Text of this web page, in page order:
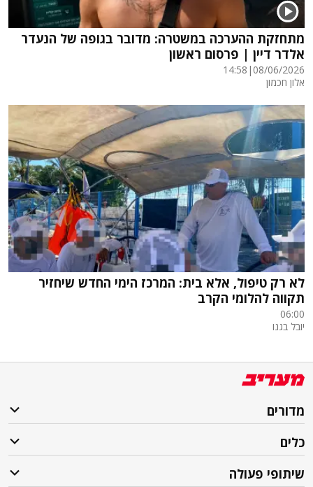
מתחזקת ההערכה במשטרה: מדובר בגופה של הנעדר
אלדר דיין | פרסום ראשון
08/06/2026
|
14:58
אלון חכמון
לא רק טיפול, אלא בית: המרכז הימי החדש שיחזיר
תקווה להלומי הקרב
06:00
יובל בגנו
מדורים
כלים
שיתופי פעולה